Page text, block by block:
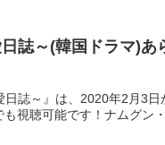
誌～(韓国ドラマ)
誌～』は、2020年2月3
視聴可能です！ナムグン